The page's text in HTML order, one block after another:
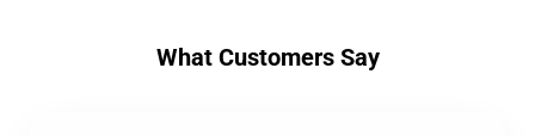
What Customers Say